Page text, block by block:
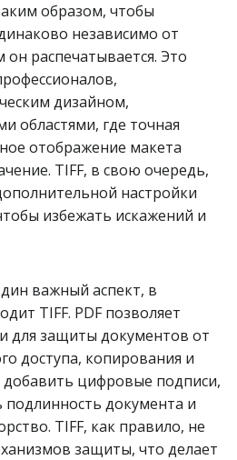
образом, чтобы
независимо от
распечатывается. Это
дизайном,
областями, где точная
отображение макета
TIFF, в свою очередь,
настройки
избежать искажений и
важный аспект, в
TIFF. PDF позволяет
для защиты документов от
доступа, копирования и
цифровые подписи,
документа и
TIFF, как правило, не
защиты, что делает